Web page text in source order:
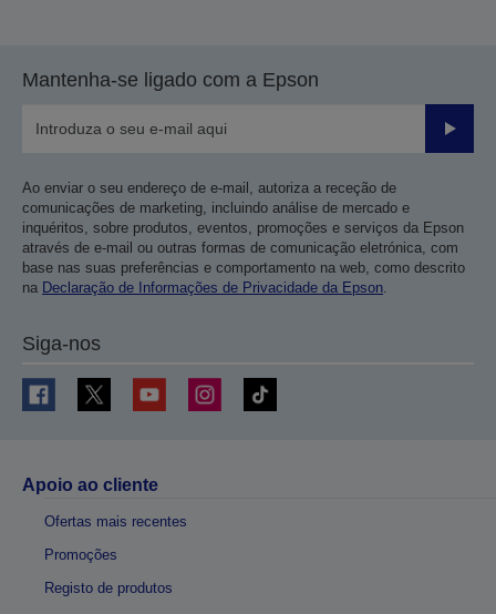
Mantenha-se ligado com a Epson
Enviar
Ao enviar o seu endereço de e-mail, autoriza a receção de
comunicações de marketing, incluindo análise de mercado e
inquéritos, sobre produtos, eventos, promoções e serviços da Epson
através de e-mail ou outras formas de comunicação eletrónica, com
base nas suas preferências e comportamento na web, como descrito
na Declaração de Informações de Privacidade da Epson.
Siga-nos
Apoio ao cliente
Ofertas mais recentes
Promoções
Registo de produtos